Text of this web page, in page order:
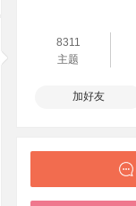
8311
主题
加好友